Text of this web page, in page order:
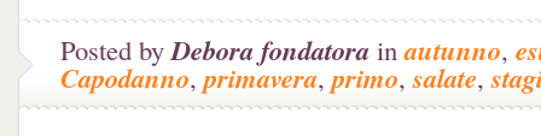
Posted byDebora fondatora inautunno,
Capodanno,primavera,primo,salate,